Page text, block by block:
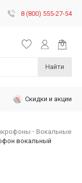
8 (800) 555-27-54
Найти
Скидки и акции
Вокальные
вокальный